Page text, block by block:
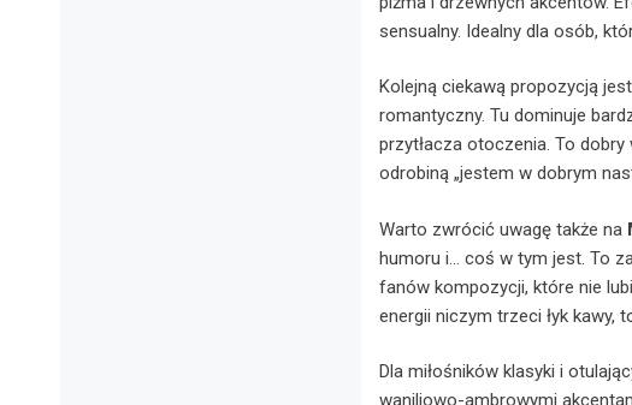
sensualny. Idealny dla osób,
Kolejną ciekawą propozycją jest
romantyczny. Tu dominuje
przytłacza otoczenia. To
odrobiną „jestem w dobrym
Warto zwrócić uwagę także na
humoru i… coś w tym jest. To
fanów kompozycji, które nie
energii niczym trzeci łyk kawy,
Dla miłośników klasyki i
waniliowo-ambrowymi